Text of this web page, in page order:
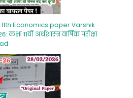
Economics paper Varshik
11वीं अर्थशास्‍त्र वार्षिक परीक्षा